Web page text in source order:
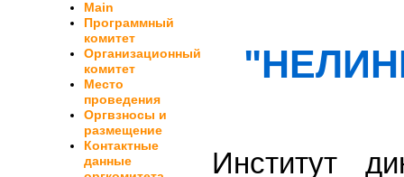
Main
Программный
комитет
Организационный
комитет
Место
проведения
Оргвзносы и
размещение
Контактные
данные
Институт